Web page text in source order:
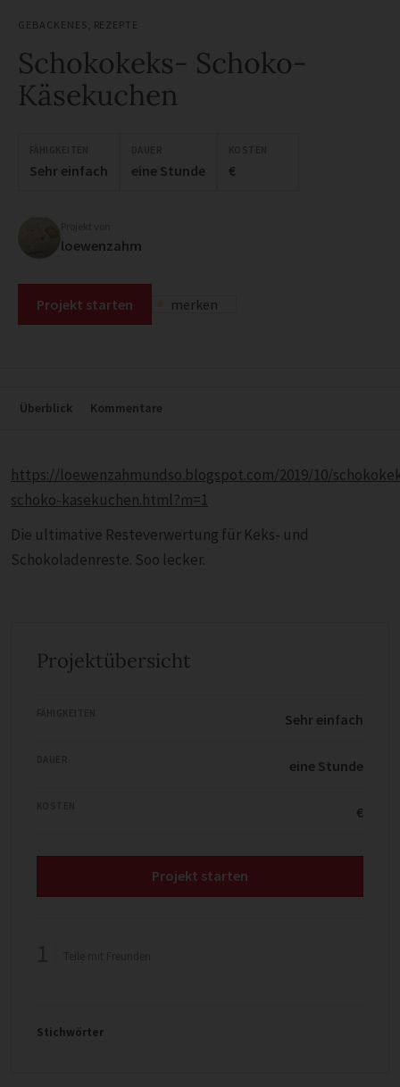
GEBACKENES REZEPTE
Schokokeks- Schoko-
Käsekuchen
Sehr einfach eine Stunde €
loewenzahm
Projekt starten merken
Überblick Kommentare
https://loewenzahmundso.blogspot.com/2019/10/
schoko-kasekuchen.html?m=1
Die ultimative Resteverwertung für Keks- und
Schokoladenreste. Soo lecker.
Projektübersicht
Sehr einfach
eine Stunde
€
Projekt starten
Stichwörter